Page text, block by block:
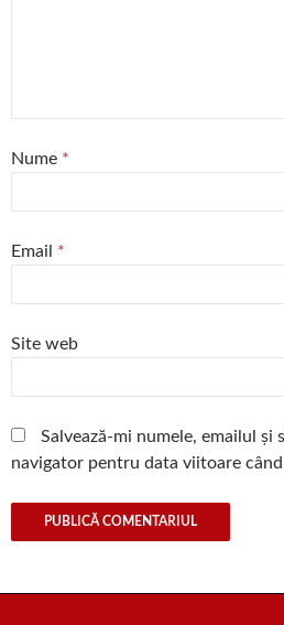
Nume *
Email *
Site web
Salvează-mi numele, emailul și
navigator pentru data viitoare